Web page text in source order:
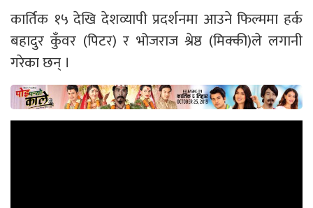
कार्तिक १५ देखि देशव्यापी प्रदर्शनमा आउने फिल्ममा हर्क
बहादुर कुँवर (पिटर) र भोजराज श्रेष्ठ (मिक्की)ले लगानी
गरेका छन् ।